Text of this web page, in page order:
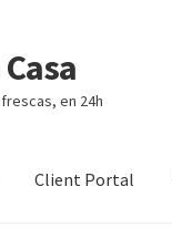
en 24h
Client Portal